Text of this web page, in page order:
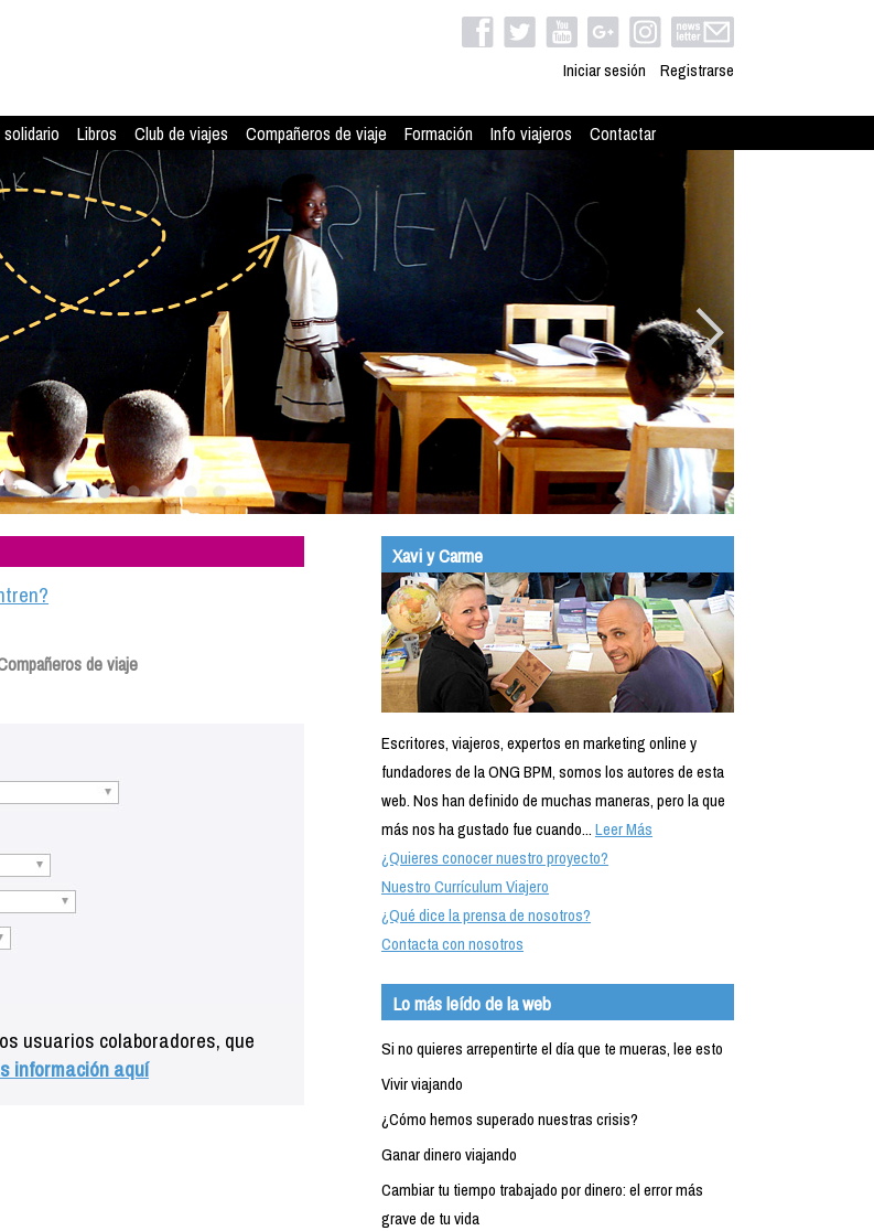
Iniciar sesión Registrarse
Libros Club de viajes Compañeros de viaje Formación Info viajeros Contactar
de viaje
usuarios colaboradores, que
información aquí
Xavi y Carme
Escritores, viajeros, expertos en marketing online y
fundadores de la ONG BPM, somos los autores de esta
web. Nos han definido de muchas maneras, pero la que
más nos ha gustado fue cuando...Leer Más
¿Quieres conocer nuestro proyecto?
Nuestro Currículum Viajero
¿Qué dice la prensa de nosotros?
Contacta con nosotros
Lo más leído de la web
Si no quieres arrepentirte el día que te mueras, lee esto
Vivir viajando
¿Cómo hemos superado nuestras crisis?
Ganar dinero viajando
Cambiar tu tiempo trabajado por dinero: el error más
grave de tu vida